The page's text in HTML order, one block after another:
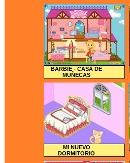
BARBIE - CASA DE
MUÑECAS
MI NUEVO
DORMITORIO